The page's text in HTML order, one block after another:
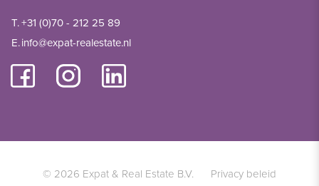
T.+31 (0)70 - 212 25 89
E.info@expat-realestate.nl
© 2026 Expat & Real Estate B.V.
Privacy beleid